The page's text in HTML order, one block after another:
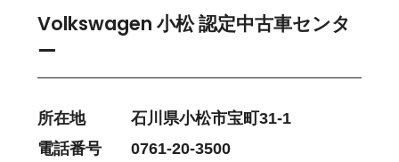
Volkswagen 小松 認定中古車センタ
ー
所在地
石川県小松市宝町31-1
電話番号
0761-20-3500